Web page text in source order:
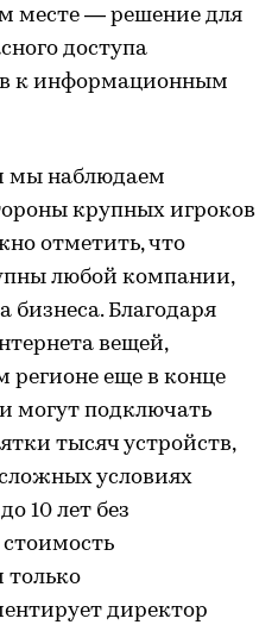
месте — решение для
доступа
к информационным
мы наблюдаем
крупных игроков
отметить, что
любой компании,
бизнеса. Благодаря
вещей,
регионе еще в конце
могут подключать
тысяч устройств,
условиях
10 лет без
только
директор